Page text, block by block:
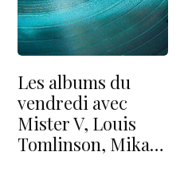
Les albums du
vendredi avec
Mister V, Louis
Tomlinson, Mika…